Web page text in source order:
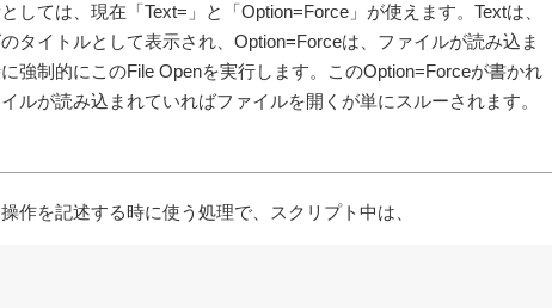
しては、現在「Text=」と「Option=Force」が使えます。Textは、
タイトルとして表示され、Option=Forceは、ファイルが読み込ま
強制的にこのFile Openを実行します。このOption=Forceが書かれ
ルが読み込まれていればファイルを開くが単にスルーされます。
作を記述する時に使う処理で、スクリプト中は、